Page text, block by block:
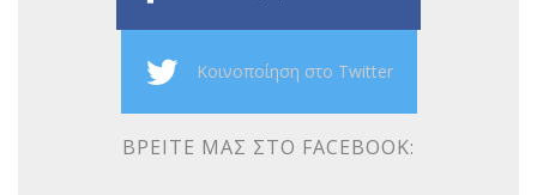
Κοινοποίηση στο Twitter
ΒΡΕΊΤΕ ΜΑΣ ΣΤΟ FACEBOOK: